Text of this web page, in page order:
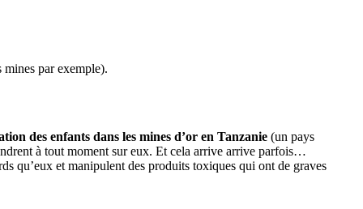
mines par exemple).
des enfants dans les mines d’or en Tanzanie (un pays
à tout moment sur eux. Et cela arrive arrive parfois…
qu’eux et manipulent des produits toxiques qui ont de graves